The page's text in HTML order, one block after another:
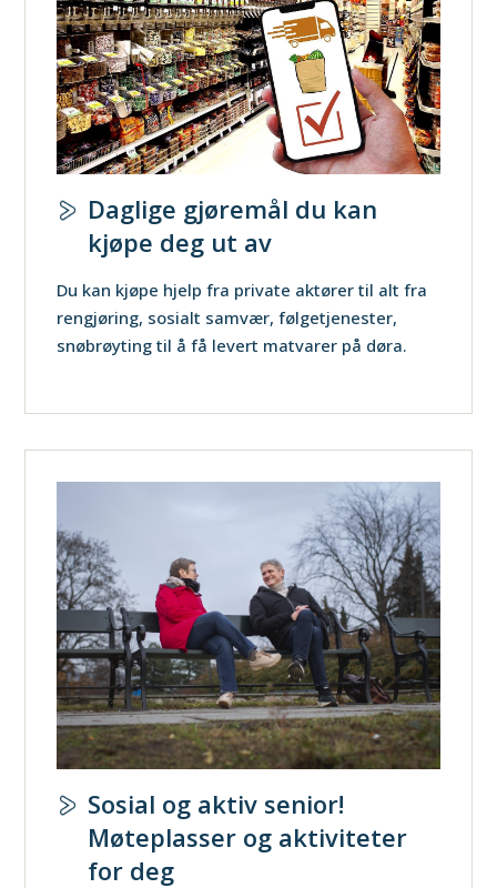
Daglige gjøremål du kan
kjøpe deg ut av
Du kan kjøpe hjelp fra private aktører til alt fra
rengjøring, sosialt samvær, følgetjenester,
snøbrøyting til å få levert matvarer på døra.
Sosial og aktiv senior!
Møteplasser og aktiviteter
for deg